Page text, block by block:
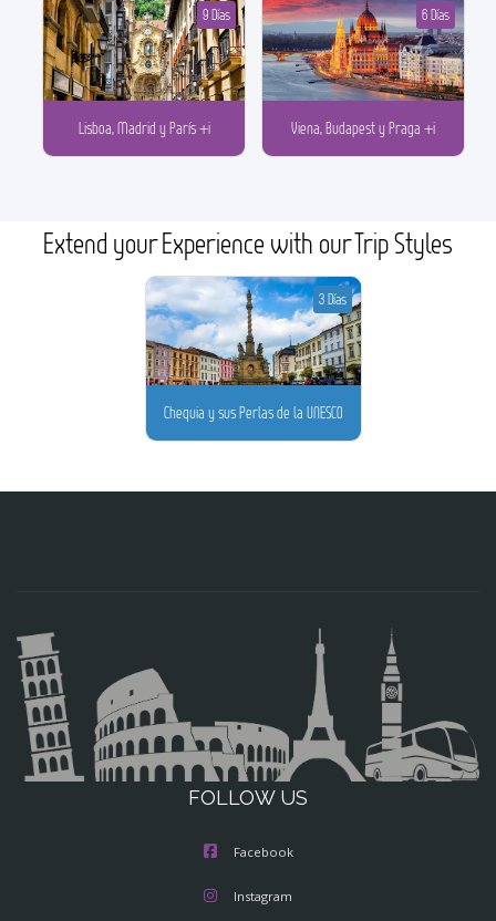
Lisboa, Madrid y París +i
9 Días
Viena, Budapest y Praga +i
6 Días
Extend your Experience with our Trip Styles
Chequia y sus Perlas de la UNESCO
3 Días
FOLLOW US
Facebook
Instagram